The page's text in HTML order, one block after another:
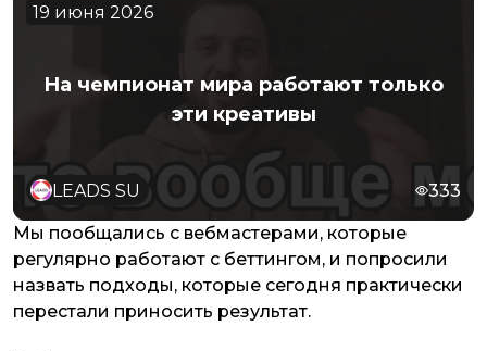
19 июня 2026
На чемпионат мира работают только
эти креативы
LEADS SU 333
Мы пообщались с вебмастерами, которые
регулярно работают с беттингом, и попросили
назвать подходы, которые сегодня практически
перестали приносить результат.